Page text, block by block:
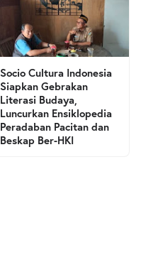
Socio Cultura Indonesia
Siapkan Gebrakan
Literasi Budaya,
Luncurkan Ensiklopedia
Peradaban Pacitan dan
Beskap Ber-HKI